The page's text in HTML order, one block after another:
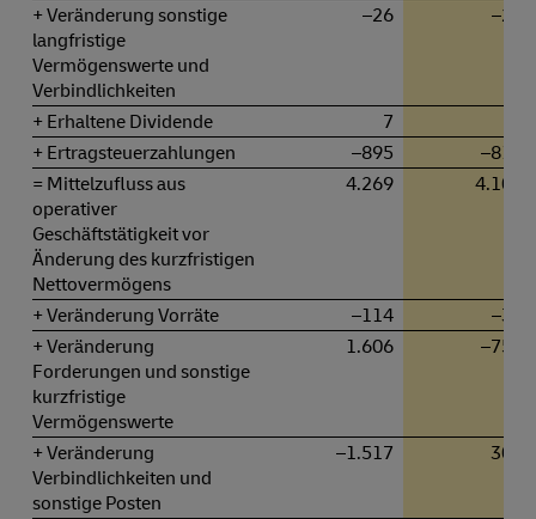
+ Veränderung sonstige
langfristige
Vermögenswerte und
Verbindlichkeiten
–26 –26
+ Erhaltene Dividende 7
+ Ertragsteuerzahlungen
–895
–812
= Mittelzufluss aus
operativer
Geschäftstätigkeit vor
Änderung des kurzfristigen
Nettovermögens
4.269 4.100
+ Veränderung Vorräte –114
–37
+ Veränderung
Forderungen und sonstige
kurzfristige
Vermögenswerte
1.606 –757
+ Veränderung
Verbindlichkeiten und
sonstige Posten
–1.517 306